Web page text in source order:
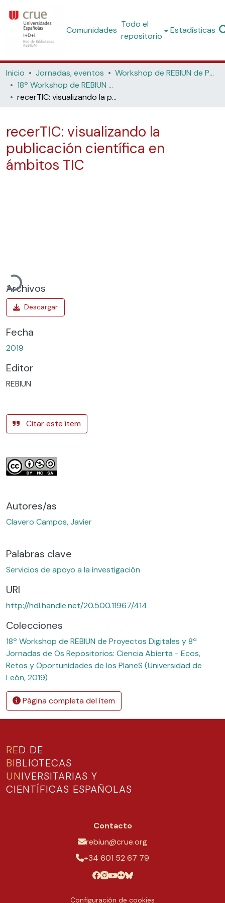
Comunidades
Todo el
repositorio
Estadísticas
Inicio Jornadas, eventos
Workshop de REBIUN de Proyectos Digitales
18º Workshop de REBIUN de Proyectos Digitales y 8ª Jornadas de Os Repositorios: Ciencia Abierta - Ecos, Retos y Oportunidades de los PlaneS (Universidad de León, 2019)
recerTIC: visualizando la publicación científica en ámbitos TIC
recerTIC: visualizando la
publicación científica en
ámbitos TIC
Cargando...
Archivos
Fecha
2019
Editor
REBIUN
Citar este ítem
Autores/as
Clavero Campos, Javier
Palabras clave
Servicios de apoyo a la investigación
URI
http://hdl.handle.net/20.500.11967/414
Colecciones
18º Workshop de REBIUN de Proyectos Digitales y 8ª
Jornadas de Os Repositorios: Ciencia Abierta - Ecos,
Retos y Oportunidades de los PlaneS (Universidad de
León, 2019)
Página completa del ítem
RED DE
BIBLIOTECAS
UNIVERSITARIAS Y
CIENTÍFICAS ESPAÑOLAS
Contacto
rebiun@crue.org
+34 601 52 67 79
Configuración de cookies